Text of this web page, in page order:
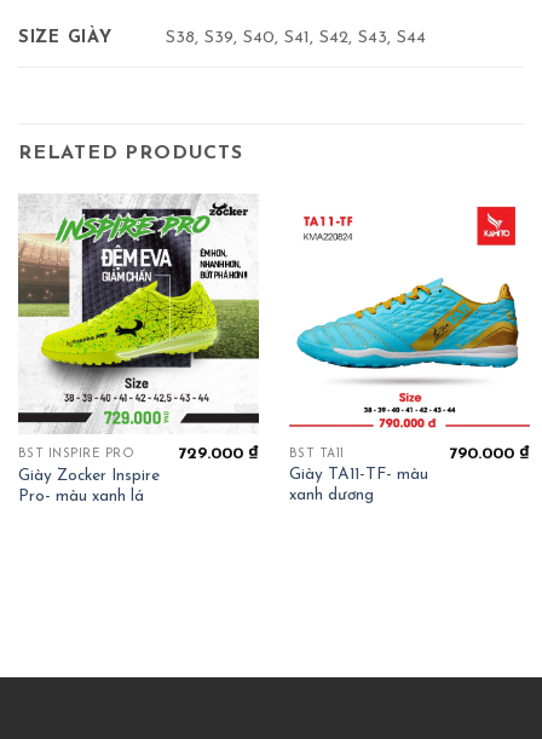
SIZE GIÀY S38, S39, S40, S41, S42, S43, S44
RELATED PRODUCTS
BST INSPIRE PRO
Giày Zocker Inspire
Pro- màu xanh lá
729.000₫ BST TA11
Giày TA11-TF- màu
xanh dương
790.000₫